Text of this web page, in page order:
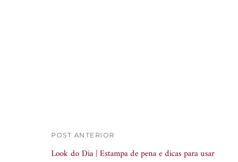
POST ANTERIOR
Look do Dia | Estampa de pena e dicas para usar